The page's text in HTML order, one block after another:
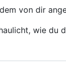
von dir
wie